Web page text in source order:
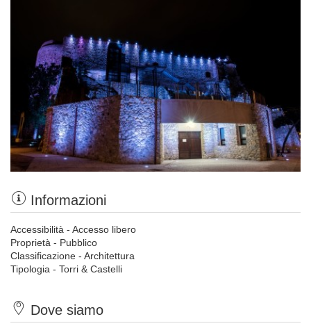
Informazioni
Accessibilità - Accesso libero
Proprietà - Pubblico
Classificazione - Architettura
Tipologia - Torri & Castelli
Dove siamo